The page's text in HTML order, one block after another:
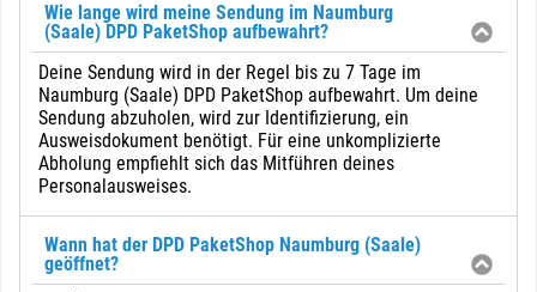
Wie lange wird meine Sendung im Naumburg
(Saale) DPD PaketShop aufbewahrt?
Deine Sendung wird in der Regel bis zu 7 Tage im
Naumburg (Saale) DPD PaketShop aufbewahrt. Um deine
Sendung abzuholen, wird zur Identifizierung, ein
Ausweisdokument benötigt. Für eine unkomplizierte
Abholung empfiehlt sich das Mitführen deines
Personalausweises.
Wann hat der DPD PaketShop Naumburg (Saale)
geöffnet?